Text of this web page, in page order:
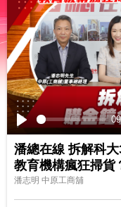
Play
潘總在線 拆解科
教育機構瘋狂掃貨
潘志明 中原工商舖